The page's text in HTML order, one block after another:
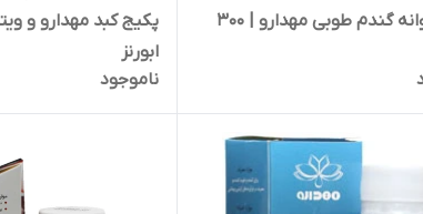
پودر جوانه گندم طوبی مهدارو | 300
ابورنز
ناموجود